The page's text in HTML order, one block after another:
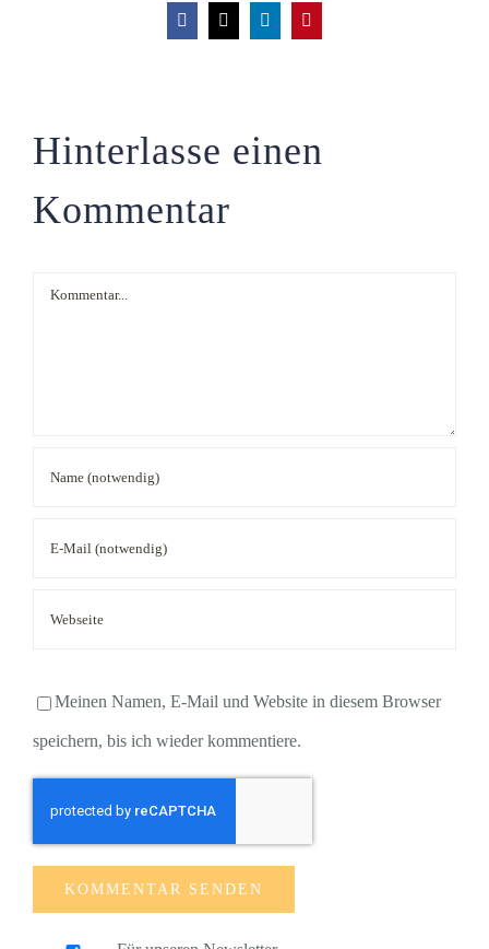
Facebook
X LinkedInPinterest
Hinterlasse einen
Kommentar
Kommentar
Meinen Namen, E-Mail und Website in diesem Browser
speichern, bis ich wieder kommentiere.